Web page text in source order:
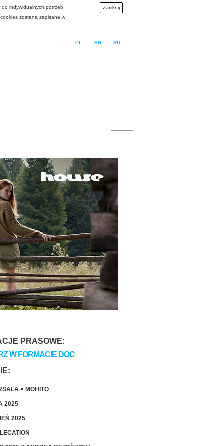
do indywidualnych potrzeb
zostaną zapisane w
Zamknij
PL EN RU
PRASOWE:
W FORMACIE DOC
× MOHITO
2025
2025